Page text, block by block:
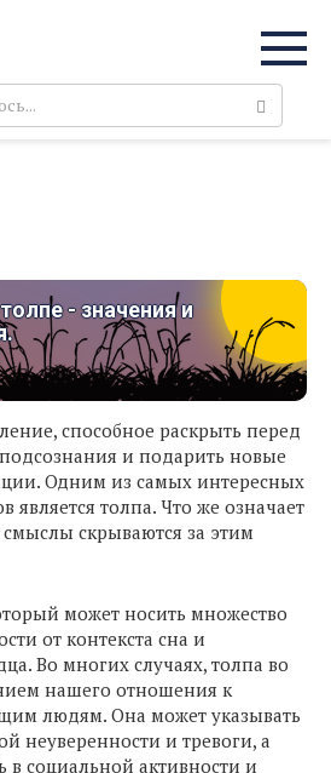
- значения и
способное раскрыть перед
и подарить новые
Одним из самых интересных
является толпа. Что же означает
скрываются за этим
может носить множество
от контекста сна и
Во многих случаях, толпа во
нашего отношения к
людям. Она может указывать
неуверенности и тревоги, а
в социальной активности и